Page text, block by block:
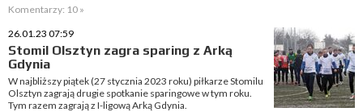
Komentarzy: 10 »
26.01.23 07:59
Stomil Olsztyn zagra sparing z Arką
Gdynia
W najbliższy piątek (27 stycznia 2023 roku) piłkarze Stomilu
Olsztyn zagrają drugie spotkanie sparingowe w tym roku.
Tym razem zagrają z I-ligową Arką Gdynia.